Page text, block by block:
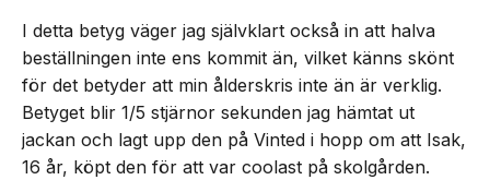
I detta betyg väger jag självklart också in att halva
beställningen inte ens kommit än, vilket känns skönt
för det betyder att min ålderskris inte än är verklig.
Betyget blir 1/5 stjärnor sekunden jag hämtat ut
jackan och lagt upp den på Vinted i hopp om att Isak,
16 år, köpt den för att var coolast på skolgården.